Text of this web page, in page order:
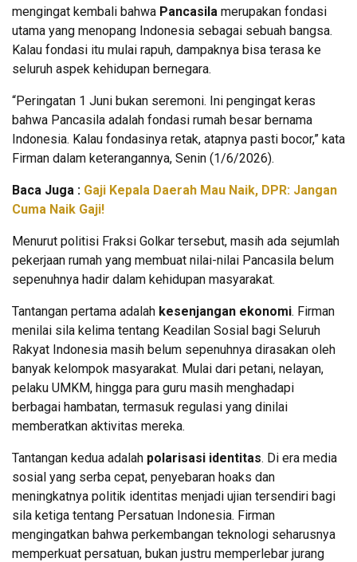
mengingat kembali bahwa Pancasila merupakan fondasi
utama yang menopang Indonesia sebagai sebuah bangsa.
Kalau fondasi itu mulai rapuh, dampaknya bisa terasa ke
seluruh aspek kehidupan bernegara.
“Peringatan 1 Juni bukan seremoni. Ini pengingat keras
bahwa Pancasila adalah fondasi rumah besar bernama
Indonesia. Kalau fondasinya retak, atapnya pasti bocor,” kata
Firman dalam keterangannya, Senin (1/6/2026).
Baca Juga : Gaji Kepala Daerah Mau Naik, DPR: Jangan
Cuma Naik Gaji!
Menurut politisi Fraksi Golkar tersebut, masih ada sejumlah
pekerjaan rumah yang membuat nilai-nilai Pancasila belum
sepenuhnya hadir dalam kehidupan masyarakat.
Tantangan pertama adalah kesenjangan ekonomi. Firman
menilai sila kelima tentang Keadilan Sosial bagi Seluruh
Rakyat Indonesia masih belum sepenuhnya dirasakan oleh
banyak kelompok masyarakat. Mulai dari petani, nelayan,
pelaku UMKM, hingga para guru masih menghadapi
berbagai hambatan, termasuk regulasi yang dinilai
memberatkan aktivitas mereka.
Tantangan kedua adalah polarisasi identitas. Di era media
sosial yang serba cepat, penyebaran hoaks dan
meningkatnya politik identitas menjadi ujian tersendiri bagi
sila ketiga tentang Persatuan Indonesia. Firman
mengingatkan bahwa perkembangan teknologi seharusnya
memperkuat persatuan, bukan justru memperlebar jurang